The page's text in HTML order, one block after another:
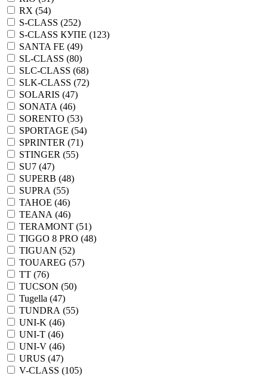
RX (54)
S-CLASS (252)
S-CLASS КУПЕ (123)
SANTA FE (49)
SL-CLASS (80)
SLC-CLASS (68)
SLK-CLASS (72)
SOLARIS (47)
SONATA (46)
SORENTO (53)
SPORTAGE (54)
SPRINTER (71)
STINGER (55)
SU7 (47)
SUPERB (48)
SUPRA (55)
TAHOE (46)
TEANA (46)
TERAMONT (51)
TIGGO 8 PRO (48)
TIGUAN (52)
TOUAREG (57)
TT (76)
TUCSON (50)
Tugella (47)
TUNDRA (55)
UNI-K (46)
UNI-T (46)
UNI-V (46)
URUS (47)
V-CLASS (105)